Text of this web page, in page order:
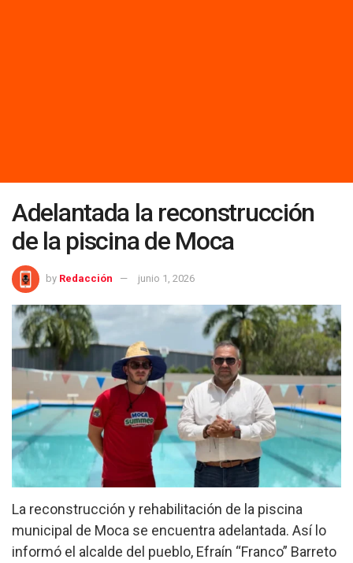
Adelantada la reconstrucción
de la piscina de Moca
by Redacción junio 1, 2026
La reconstrucción y rehabilitación de la piscina
municipal de Moca se encuentra adelantada. Así lo
informó el alcalde del pueblo, Efraín “Franco” Barreto